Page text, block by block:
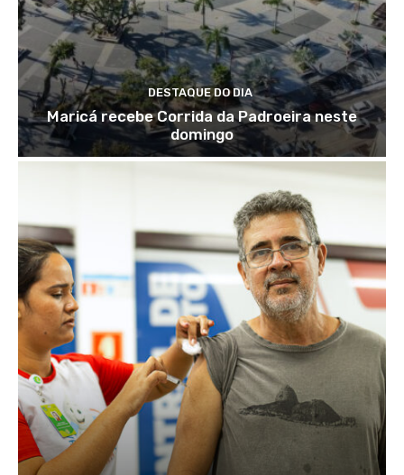
DESTAQUE DO DIA
Maricá recebe Corrida da Padroeira neste
domingo